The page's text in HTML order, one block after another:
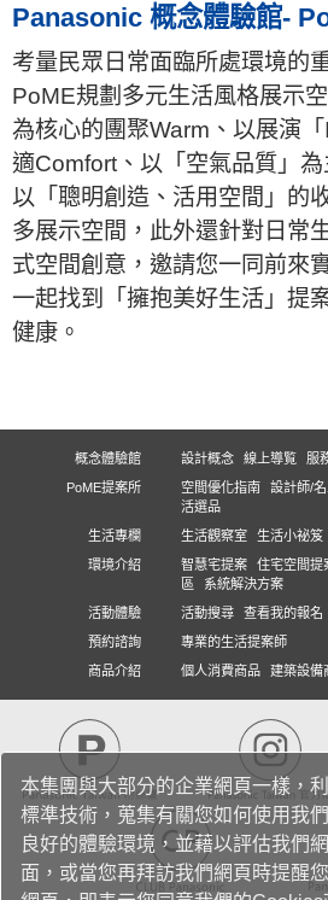
Panasonic 概念體驗館-
考量民眾日常面臨所處環境的
PoME規劃多元生活風格展示
為核心的團聚Warm、以展演
適Comfort、以「空氣品質」
以「聰明創造、活用空間」的
多展示空間，此外還針對日常
式空間創意，邀請您一同前來
一起找到「擁抱美好生活」提
健康。
概念體驗館 設計概念 線上導覧 服
PoME提案所
空間優化指南 設計師/
活選品
生活專欄
生活觀察室 生活小祕笈
環境介紹
智慧宅提案 住宅空間提
區
系統解決方案
活動體驗
活動搜尋
查看我的報名
預約諮詢
專業的生活提案師
商品介紹
個人消費商品 建築設備
本集團與大部分的企業網頁一樣，
標準技術，蒐集有關您如何使用我
良好的體驗環境，並藉以評估我們
面，或當您再拜訪我們網頁時提醒